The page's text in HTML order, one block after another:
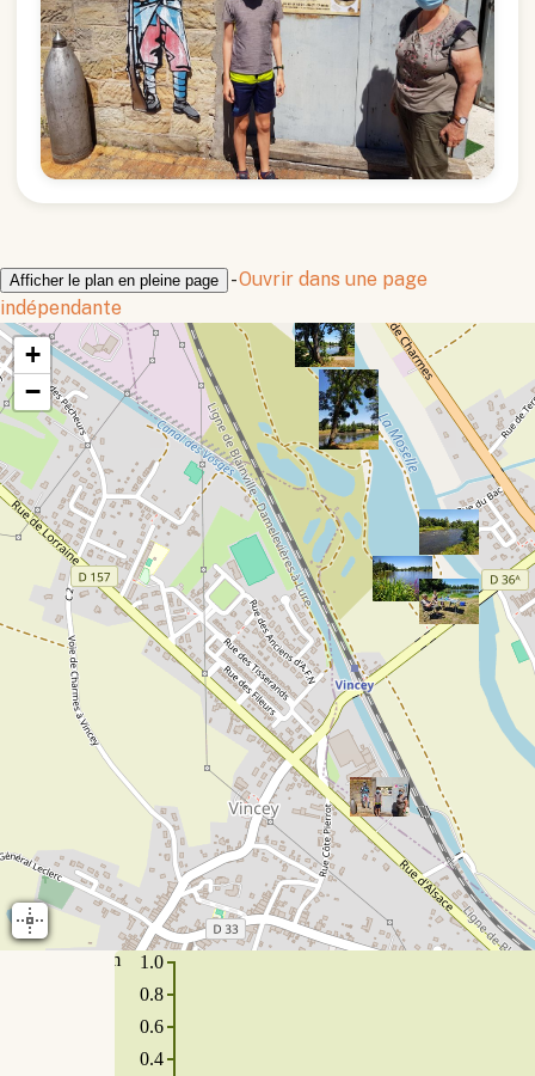
Afficher le plan en pleine page -Ouvrir dans une page
indépendante